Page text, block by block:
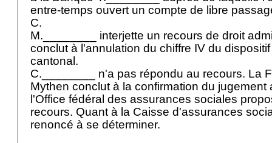
entre-temps ouvert un compte de libre
C.
M.________ interjette un recours de droit
conclut à l'annulation du chiffre IV du
cantonal.
C.________ n'a pas répondu au recours. La
Mythen conclut à la confirmation du jugement
l'Office fédéral des assurances sociales
recours. Quant à la Caisse d'assurances
renoncé à se déterminer.